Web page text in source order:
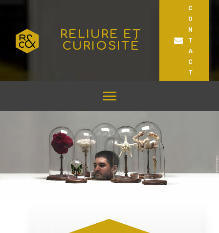
RELIURE ET
CURIOSITÉ
C
O
N
T
A
C
T